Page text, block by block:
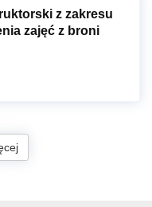
z zakresu
zajęć z broni